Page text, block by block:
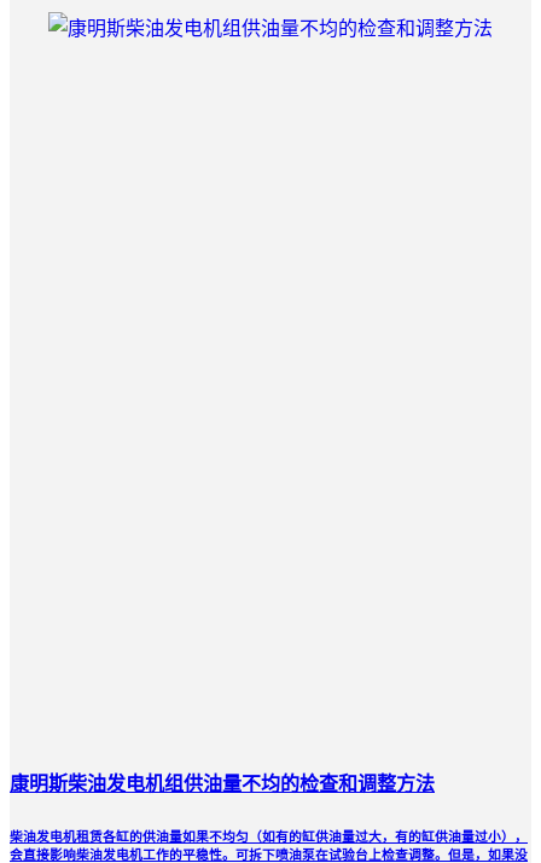
康明斯柴油发电机组供油量不均的检查和调整方法
柴油发电机租赁各缸的供油量如果不均匀（如有的缸供油量过大，有的缸供油量过小），
会直接影响柴油发电机工作的平稳性。可拆下喷油泵在试验台上检查调整。但是，如果没